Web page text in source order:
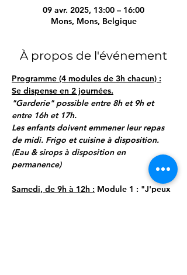
09 avr. 2025, 13:00 – 16:00
Mons, Mons, Belgique
À propos de l'événement
Programme (4 modules de 3h chacun) :
Se dispense en 2 journées.
"Garderie" possible entre 8h et 9h et
entre 16h et 17h.
Les enfants doivent emmener leur repas
de midi. Frigo et cuisine à disposition.
(Eau & sirops à disposition en
permanence)
Samedi, de 9h à 12h : Module 1 : "J'peux